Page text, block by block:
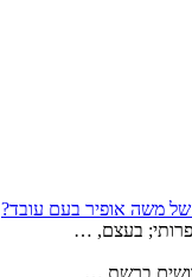
משה אופיר בעם עובד?
בעצם, …
ברשת …